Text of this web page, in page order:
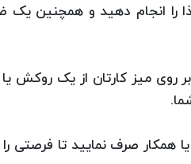
انجام دهید و همچنین یک
روی میز کارتان از یک روکش
همکار صرف نمایید تا فرصتی